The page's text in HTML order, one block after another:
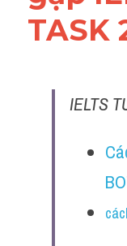
TASK
IELTS